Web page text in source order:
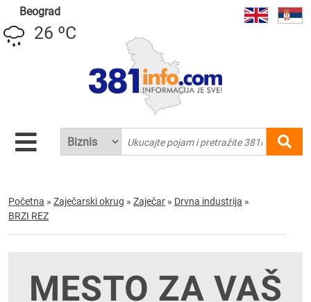
Beograd
26 ºC
Početna » Zaječarski okrug » Zaječar » Drvna industrija »
BRZI REZ